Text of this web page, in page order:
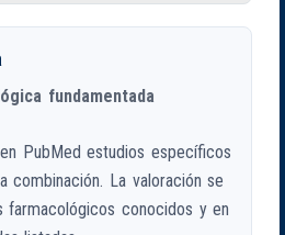
fundamentada
PubMed estudios específicos
combinación. La valoración se
farmacológicos conocidos y en